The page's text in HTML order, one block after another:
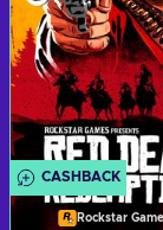
CASHBACK
Rockstar